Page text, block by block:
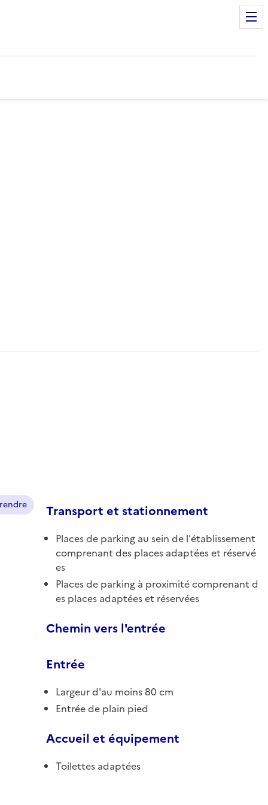
Transport et stationnement
Places de parking au sein de l'établissement
comprenant des places adaptées et réservé
es
Places de parking à proximité comprenant d
es places adaptées et réservées
Chemin vers l'entrée
Entrée
Largeur d'au moins 80 cm
Entrée de plain pied
Accueil et équipement
Toilettes adaptées